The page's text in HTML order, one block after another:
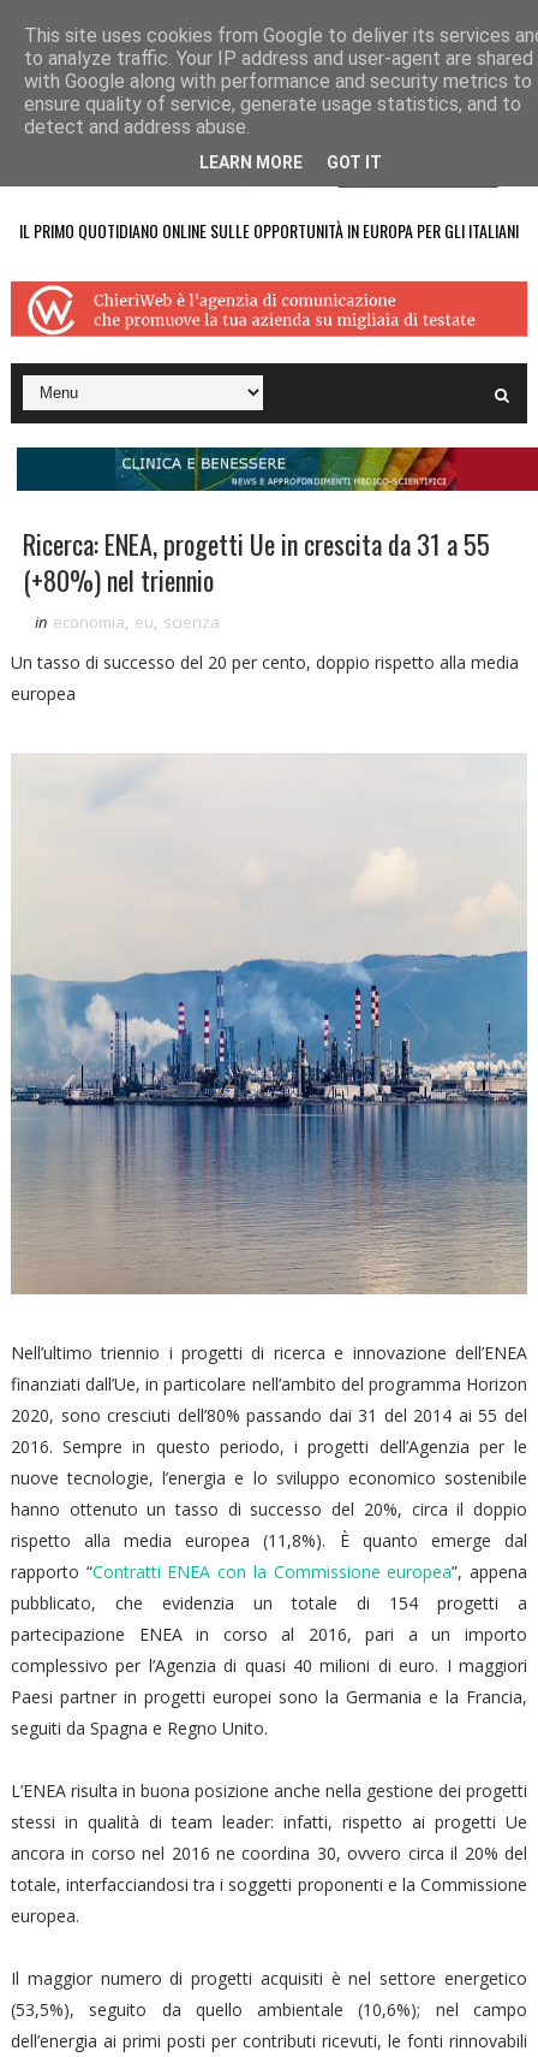
IL PRIMO QUOTIDIANO ONLINE SULLE OPPORTUNITÀ IN EUROPA PER GLI ITALIANI
Ricerca: ENEA, progetti Ue in crescita da 31 a 55
(+80%) nel triennio
in economia eu scienza
Un tasso di successo del 20 per cento, doppio rispetto alla media
europea
Nell’ultimo triennio i progetti di ricerca e innovazione dell’ENEA
finanziati dall’Ue, in particolare nell’ambito del programma Horizon
2020, sono cresciuti dell’80% passando dai 31 del 2014 ai 55 del
2016. Sempre in questo periodo, i progetti dell’Agenzia per le
nuove tecnologie, l’energia e lo sviluppo economico sostenibile
hanno ottenuto un tasso di successo del 20%, circa il doppio
rispetto alla media europea (11,8%). È quanto emerge dal
rapporto “Contratti ENEA con la Commissione europea”, appena
pubblicato, che evidenzia un totale di 154 progetti a
partecipazione ENEA in corso al 2016, pari a un importo
complessivo per l’Agenzia di quasi 40 milioni di euro. I maggiori
Paesi partner in progetti europei sono la Germania e la Francia,
seguiti da Spagna e Regno Unito.
L’ENEA risulta in buona posizione anche nella gestione dei progetti
stessi in qualità di team leader: infatti, rispetto ai progetti Ue
ancora in corso nel 2016 ne coordina 30, ovvero circa il 20% del
totale, interfacciandosi tra i soggetti proponenti e la Commissione
europea.
Il maggior numero di progetti acquisiti è nel settore energetico
(53,5%), seguito da quello ambientale (10,6%); nel campo
dell’energia ai primi posti per contributi ricevuti, le fonti rinnovabili
This site uses cookies from Google to deliver its services
to analyze traffic. Your IP address and user-agent are shared
with Google along with performance and security metrics to
ensure quality of service, generate usage statistics, and to
detect and address abuse.
LEARN MORE GOT IT